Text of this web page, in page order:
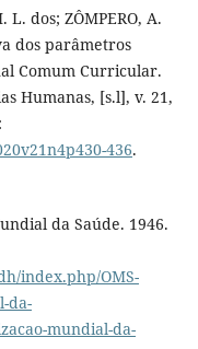
L. dos; ZÔMPERO, A.
dos parâmetros
Comum Curricular.
Humanas, [s.l], v. 21,
436.
da Saúde. 1946.
index.php/OMS-
da-
mundial-da-